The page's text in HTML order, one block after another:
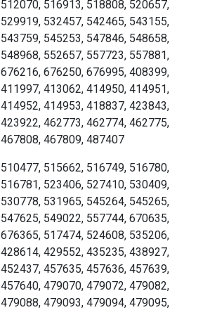
512070, 516913, 518808, 520657,
529919, 532457, 542465, 543155,
543759, 545253, 547846, 548658,
548968, 552657, 557723, 557881,
676216, 676250, 676995, 408399,
411997, 413062, 414950, 414951,
414952, 414953, 418837, 423843,
423922, 462773, 462774, 462775,
467808, 467809, 487407
510477, 515662, 516749, 516780,
516781, 523406, 527410, 530409,
530778, 531965, 545264, 545265,
547625, 549022, 557744, 670635,
676365, 517474, 524608, 535206,
428614, 429552, 435235, 438927,
452437, 457635, 457636, 457639,
457640, 479070, 479072, 479082,
479088, 479093, 479094, 479095,